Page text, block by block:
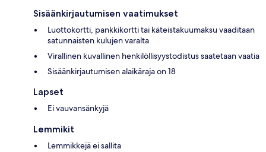
Sisäänkirjautumisen vaatimukset
Luottokortti, pankkikortti tai käteistakuumaksu vaaditaan
satunnaisten kulujen varalta
Virallinen kuvallinen henkilöllisyystodistus saatetaan vaatia
Sisäänkirjautumisen alaikäraja on 18
Lapset
Ei vauvansänkyjä
Lemmikit
Lemmikkejä ei sallita